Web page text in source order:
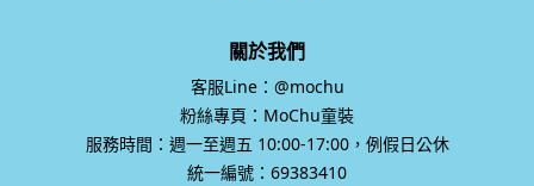
關於我們
客服Line：@mochu
粉絲專頁：MoChu童裝
服務時間：週一至週五 10:00-17:00，例假日公休
統一編號：69383410